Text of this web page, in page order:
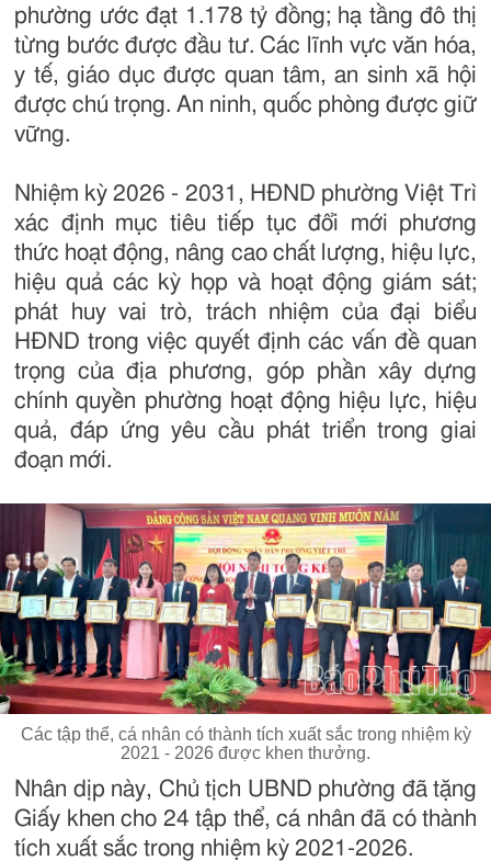
phường ước đạt 1.178 tỷ đồng; hạ tầng đô thị
từng bước được đầu tư. Các lĩnh vực văn hóa,
y tế, giáo dục được quan tâm, an sinh xã hội
được chú trọng. An ninh, quốc phòng được giữ
vững.
Nhiệm kỳ 2026 - 2031, HĐND phường Việt Trì
xác định mục tiêu tiếp tục đổi mới phương
thức hoạt động, nâng cao chất lượng, hiệu lực,
hiệu quả các kỳ họp và hoạt động giám sát;
phát huy vai trò, trách nhiệm của đại biểu
HĐND trong việc quyết định các vấn đề quan
trọng của địa phương, góp phần xây dựng
chính quyền phường hoạt động hiệu lực, hiệu
quả, đáp ứng yêu cầu phát triển trong giai
đoạn mới.
Các tập thể, cá nhân có thành tích xuất sắc trong nhiệm kỳ
2021 - 2026 được khen thưởng.
Nhân dịp này, Chủ tịch UBND phường đã tặng
Giấy khen cho 24 tập thể, cá nhân đã có thành
tích xuất sắc trong nhiệm kỳ 2021-2026.